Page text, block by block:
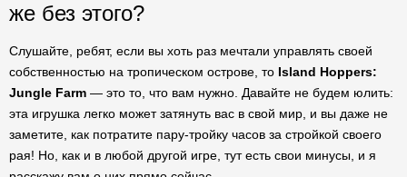
же без этого?
Слушайте, ребят, если вы хоть раз мечтали управлять своей
собственностью на тропическом острове, то Island Hoppers:
Jungle Farm — это то, что вам нужно. Давайте не будем юлить:
эта игрушка легко может затянуть вас в свой мир, и вы даже не
заметите, как потратите пару-тройку часов за стройкой своего
рая! Но, как и в любой другой игре, тут есть свои минусы, и я